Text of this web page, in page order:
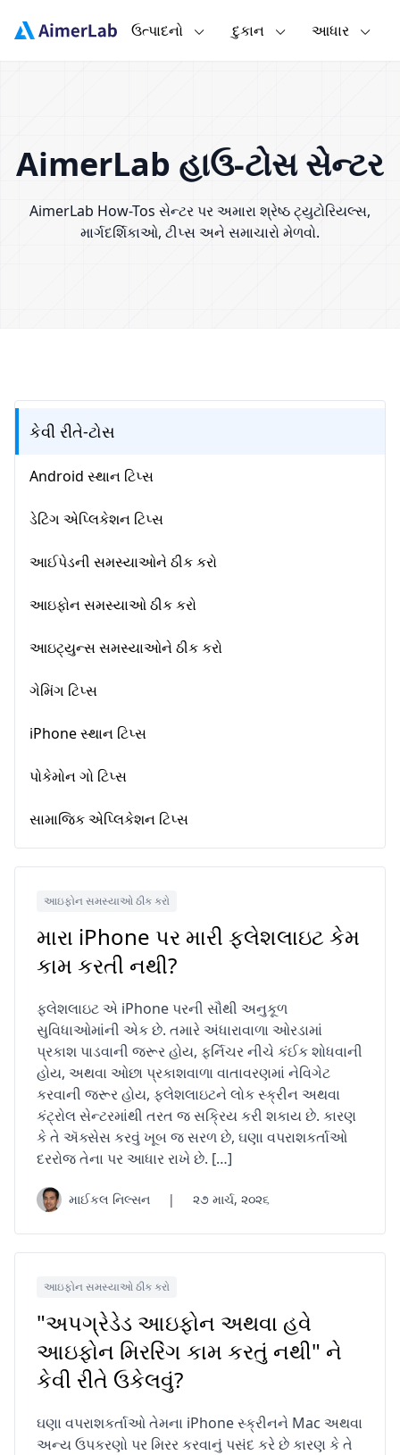
ઉત્પાદનો દુકાન આધાર
AimerLab હાઉ-ટોસ સેન્ટર
AimerLab How-Tos સેન્ટર પર અમારા શ્રેષ્ઠ ટ્યુટોરિયલ્સ,
માર્ગદર્શિકાઓ, ટીપ્સ અને સમાચારો મેળવો.
કેવી રીતે-ટોસ
Android સ્થાન ટિપ્સ
ડેટિંગ એપ્લિકેશન ટિપ્સ
આઈપેડની સમસ્યાઓને ઠીક કરો
આઇફોન સમસ્યાઓ ઠીક કરો
આઇટ્યુન્સ સમસ્યાઓને ઠીક કરો
ગેમિંગ ટિપ્સ
iPhone સ્થાન ટિપ્સ
પોકેમોન ગો ટિપ્સ
સામાજિક એપ્લિકેશન ટિપ્સ
આઇફોન સમસ્યાઓ ઠીક કરો
મારા iPhone પર મારી ફ્લેશલાઇટ કેમ
કામ કરતી નથી?
ફ્લેશલાઇટ એ iPhone પરની સૌથી અનુકૂળ
સુવિધાઓમાંની એક છે. તમારે અંધારાવાળા ઓરડામાં
પ્રકાશ પાડવાની જરૂર હોય, ફર્નિચર નીચે કંઈક શોધવાની
હોય, અથવા ઓછા પ્રકાશવાળા વાતાવરણમાં નેવિગેટ
કરવાની જરૂર હોય, ફ્લેશલાઇટને લોક સ્ક્રીન અથવા
કંટ્રોલ સેન્ટરમાંથી તરત જ સક્રિય કરી શકાય છે. કારણ
કે તે ઍક્સેસ કરવું ખૂબ જ સરળ છે, ઘણા વપરાશકર્તાઓ
દરરોજ તેના પર આધાર રાખે છે. […]
માઈકલ નિલ્સન | ૨૭ માર્ચ, ૨૦૨૬
આઇફોન સમસ્યાઓ ઠીક કરો
"અપગ્રેડેડ આઇફોન અથવા હવે
આઇફોન મિરરિંગ કામ કરતું નથી" ને
કેવી રીતે ઉકેલવું?
ઘણા વપરાશકર્તાઓ તેમના iPhone સ્ક્રીનને Mac અથવા
અન્ય ઉપકરણો પર મિરર કરવાનું પસંદ કરે છે કારણ કે તે